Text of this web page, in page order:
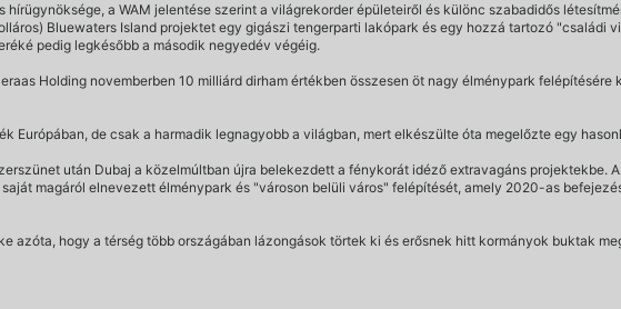
hírügynöksége, a WAM jelentése szerint a világrekorder épületeiről és különc szabadidős
Bluewaters Island projektet egy gigászi tengerparti lakópark és egy hozzá tartozó "családi
pedig legkésőbb a második negyedév végéig.
Holding novemberben 10 milliárd dirham értékben összesen öt nagy élménypark
Európában, de csak a harmadik legnagyobb a világban, mert elkészülte óta megelőzte egy
után Dubaj a közelmúltban újra belekezdett a fénykorát idéző extravagáns projektekbe.
magáról elnevezett élménypark és "városon belüli város" felépítését, amely 2020-as
azóta, hogy a térség több országában lázongások törtek ki és erősnek hitt kormányok buktak